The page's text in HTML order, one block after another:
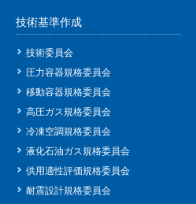
技術基準作成
技術委員会
圧力容器規格委員会
移動容器規格委員会
高圧ガス規格委員会
冷凍空調規格委員会
液化石油ガス規格委員会
供用適性評価規格委員会
耐震設計規格委員会